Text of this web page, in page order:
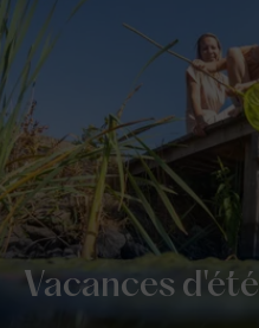
Vacances d'été